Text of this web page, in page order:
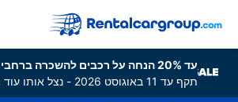
עד 20% הנחה על רכבים להשכרה ברחבי העולם
תקף עד 11 באוגוסט 2026 - נצל אותו עוד היום!